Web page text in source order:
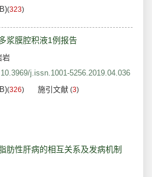
(323)
浆膜腔积液1例报告
岩
10.3969/j.issn.1001-5256.2019.04.036
(326) 施引文献 (3)
肪性肝病的相互关系及发病机制